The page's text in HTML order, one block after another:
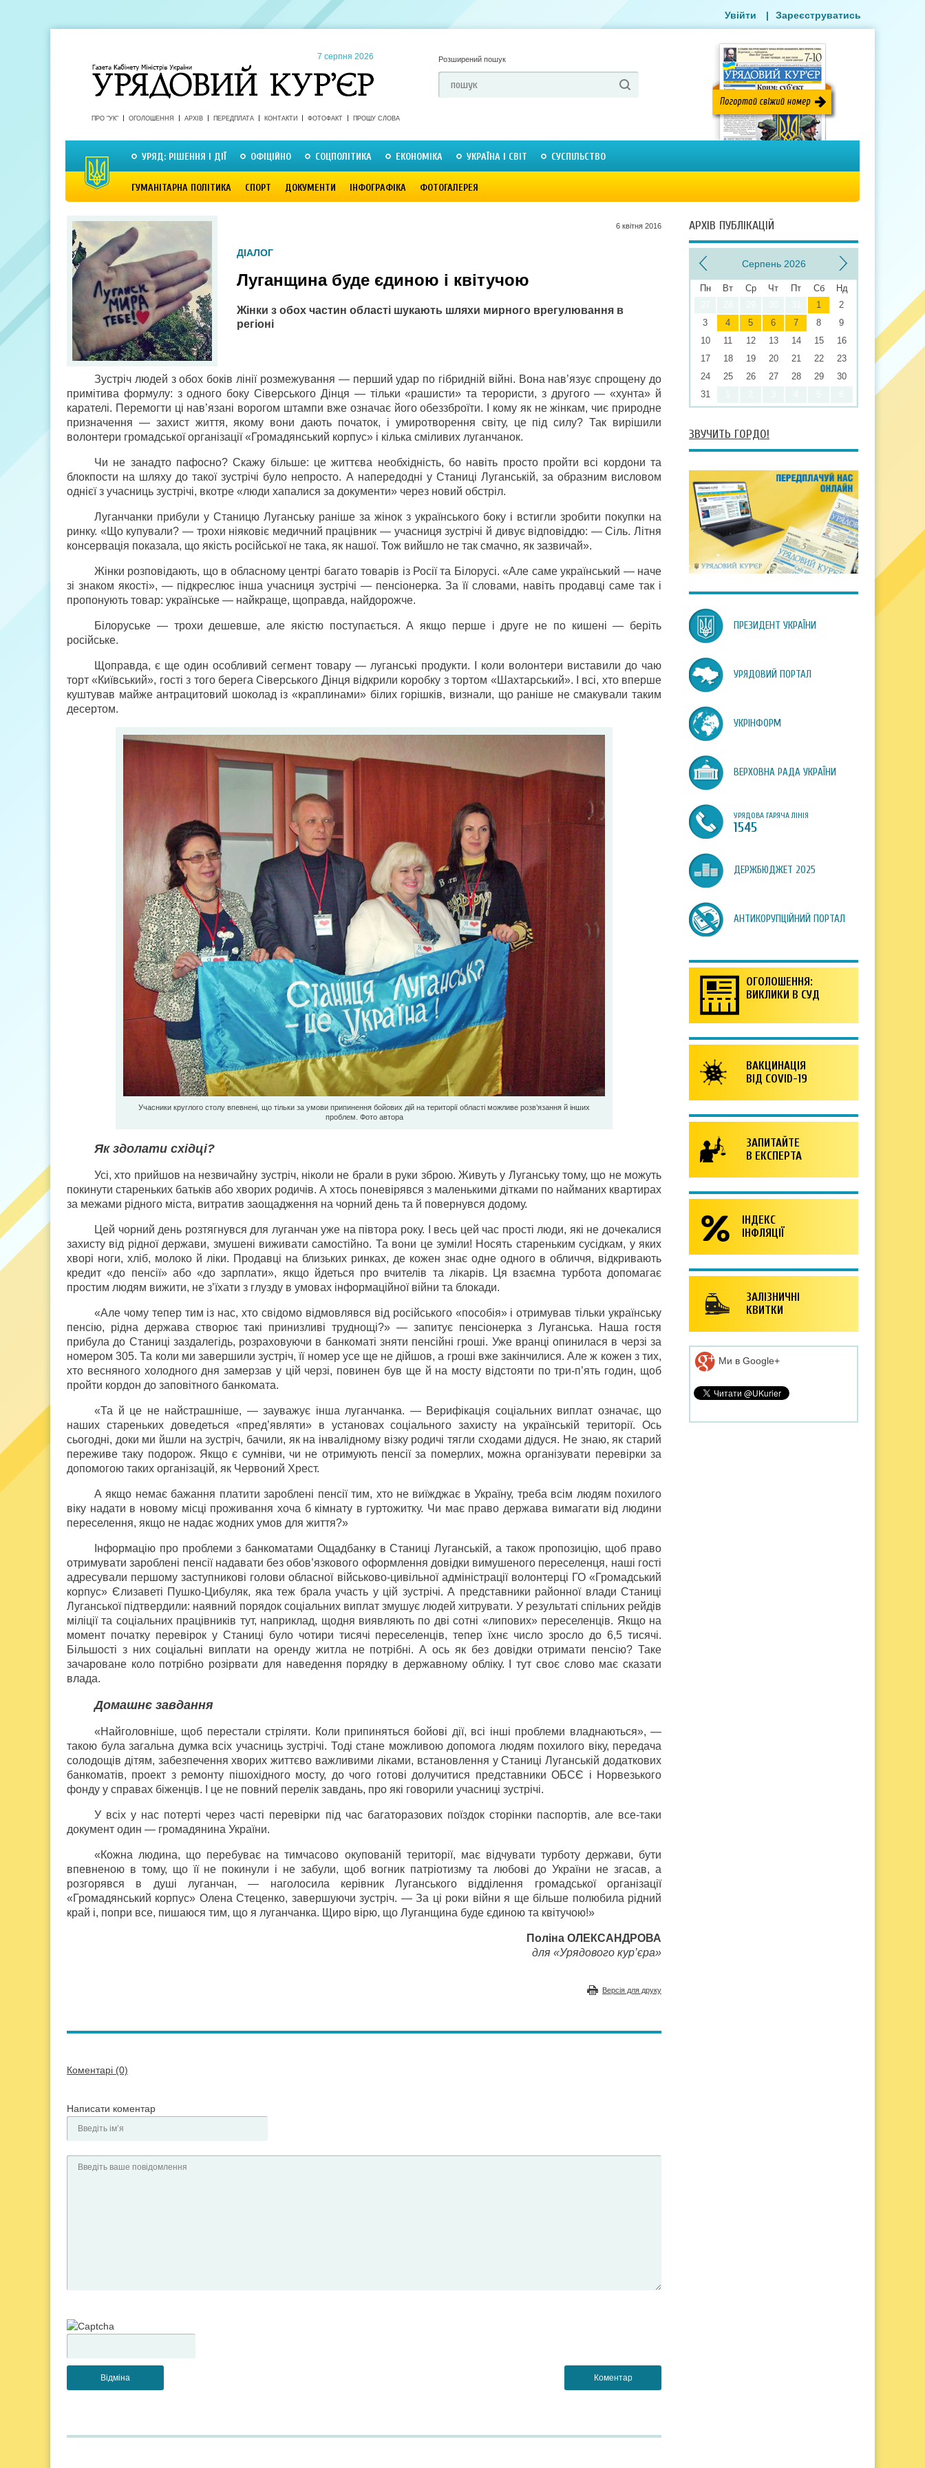
7 серпня 2026 Розширений пошук
ПРО "УК" ОГОЛОШЕННЯ АРХІВ ПЕРЕДПЛАТА КОНТАКТИ ФОТОФАКТ ПРОШУ СЛОВА
УРЯД: РІШЕННЯ І ДІЇ ОФІЦІЙНО СОЦПОЛІТИКА ЕКОНОМІКА УКРАЇНА І СВІТ СУСПІЛЬСТВО
ГУМАНІТАРНА ПОЛІТИКА СПОРТ ДОКУМЕНТИ ІНФОГРАФІКА ФОТОГАЛЕРЕЯ
Увійти | Зареєструватись
6 квiтня 2016
ДІАЛОГ
Луганщина буде єдиною і квітучою
Жінки з обох частин області шукають шляхи мирного врегулювання в
регіоні
Зустріч людей з обох боків лінії розмежування — перший удар по гібридній війні. Вона нав’язує спрощену до
примітива формулу: з одного боку Сіверського Дінця — тільки «рашисти» та терористи, з другого — «хунта» й
карателі. Перемогти ці нав’язані ворогом штампи вже означає його обеззброїти. І кому як не жінкам, чиє природне
призначення — захист життя, якому вони дають початок, і умиротворення світу, це під силу? Так вирішили
волонтери громадської організації «Громадянський корпус» і кілька сміливих луганчанок.
Чи не занадто пафосно? Скажу більше: це життєва необхідність, бо навіть просто пройти всі кордони та
блокпости на шляху до такої зустрічі було непросто. А напередодні у Станиці Луганській, за образним висловом
однієї з учасниць зустрічі, вкотре «люди хапалися за документи» через новий обстріл.
Луганчанки прибули у Станицю Луганську раніше за жінок з українського боку і встигли зробити покупки на
ринку. «Що купували? — трохи ніяковіє медичний працівник — учасниця зустрічі й дивує відповіддю: — Сіль. Літня
консервація показала, що якість російської не така, як нашої. Тож вийшло не так смачно, як зазвичай».
Жінки розповідають, що в обласному центрі багато товарів із Росії та Білорусі. «Але саме український — наче
зі знаком якості», — підкреслює інша учасниця зустрічі — пенсіонерка. За її словами, навіть продавці саме так і
пропонують товар: українське — найкраще, щоправда, найдорожче.
Білоруське — трохи дешевше, але якістю поступається. А якщо перше і друге не по кишені — беріть
російське.
Щоправда, є ще один особливий сегмент товару — луганські продукти. І коли волонтери виставили до чаю
торт «Київський», гості з того берега Сіверського Дінця відкрили коробку з тортом «Шахтарський». І всі, хто вперше
куштував майже антрацитовий шоколад із «краплинами» білих горішків, визнали, що раніше не смакували таким
десертом.
Учасники круглого столу впевнені, що тільки за умови припинення бойових дій на території області можливе розв’язання й інших
проблем. Фото автора
Як здолати східці?
Усі, хто прийшов на незвичайну зустріч, ніколи не брали в руки зброю. Живуть у Луганську тому, що не можуть
покинути стареньких батьків або хворих родичів. А хтось поневірявся з маленькими дітками по найманих квартирах
за межами рідного міста, витратив заощадження на чорний день та й повернувся додому.
Цей чорний день розтягнувся для луганчан уже на півтора року. І весь цей час прості люди, які не дочекалися
захисту від рідної держави, змушені виживати самостійно. Та вони це зуміли! Носять стареньким сусідкам, у яких
хворі ноги, хліб, молоко й ліки. Продавці на близьких ринках, де кожен знає одне одного в обличчя, відкривають
кредит «до пенсії» або «до зарплати», якщо йдеться про вчителів та лікарів. Ця взаємна турбота допомагає
простим людям вижити, не з’їхати з глузду в умовах інформаційної війни та блокади.
«Але чому тепер тим із нас, хто свідомо відмовлявся від російського «пособія» і отримував тільки українську
пенсію, рідна держава створює такі принизливі труднощі?» — запитує пенсіонерка з Луганська. Наша гостя
прибула до Станиці заздалегідь, розраховуючи в банкоматі зняти пенсійні гроші. Уже вранці опинилася в черзі за
номером 305. Та коли ми завершили зустріч, її номер усе ще не дійшов, а гроші вже закінчилися. Але ж кожен з тих,
хто весняного холодного дня замерзав у цій черзі, повинен був ще й на мосту відстояти по три-п’ять годин, щоб
пройти кордон до заповітного банкомата.
«Та й це не найстрашніше, — зауважує інша луганчанка. — Верифікація соціальних виплат означає, що
наших стареньких доведеться «пред’являти» в установах соціального захисту на українській території. Ось
сьогодні, доки ми йшли на зустріч, бачили, як на інвалідному візку родичі тягли сходами дідуся. Не знаю, як старий
переживе таку подорож. Якщо є сумніви, чи не отримують пенсії за померлих, можна організувати перевірки за
допомогою таких організацій, як Червоний Хрест.
А якщо немає бажання платити зароблені пенсії тим, хто не виїжджає в Україну, треба всім людям похилого
віку надати в новому місці проживання хоча б кімнату в гуртожитку. Чи має право держава вимагати від людини
переселення, якщо не надає жодних умов для життя?»
Інформацію про проблеми з банкоматами Ощадбанку в Станиці Луганській, а також пропозицію, щоб право
отримувати зароблені пенсії надавати без обов’язкового оформлення довідки вимушеного переселенця, наші гості
адресували першому заступникові голови обласної військово-цивільної адміністрації волонтерці ГО «Громадський
корпус» Єлизаветі Пушко-Цибуляк, яка теж брала участь у цій зустрічі. А представники районної влади Станиці
Луганської підтвердили: наявний порядок соціальних виплат змушує людей хитрувати. У результаті спільних рейдів
міліції та соціальних працівників тут, наприклад, щодня виявляють по дві сотні «липових» переселенців. Якщо на
момент початку перевірок у Станиці було чотири тисячі переселенців, тепер їхнє число зросло до 6,5 тисячі.
Більшості з них соціальні виплати на оренду житла не потрібні. А ось як без довідки отримати пенсію? Таке
зачароване коло потрібно розірвати для наведення порядку в державному обліку. І тут своє слово має сказати
влада.
Домашнє завдання
«Найголовніше, щоб перестали стріляти. Коли припиняться бойові дії, всі інші проблеми владнаються», —
такою була загальна думка всіх учасниць зустрічі. Тоді стане можливою допомога людям похилого віку, передача
солодощів дітям, забезпечення хворих життєво важливими ліками, встановлення у Станиці Луганській додаткових
банкоматів, проект з ремонту пішохідного мосту, до чого готові долучитися представники ОБСЄ і Норвезького
фонду у справах біженців. І це не повний перелік завдань, про які говорили учасниці зустрічі.
У всіх у нас потерті через часті перевірки під час багаторазових поїздок сторінки паспортів, але все-таки
документ один — громадянина України.
«Кожна людина, що перебуває на тимчасово окупованій території, має відчувати турботу держави, бути
впевненою в тому, що її не покинули і не забули, щоб вогник патріотизму та любові до України не згасав, а
розгорявся в душі луганчан, — наголосила керівник Луганського відділення громадської організації
«Громадянський корпус» Олена Стеценко, завершуючи зустріч. — За ці роки війни я ще більше полюбила рідний
край і, попри все, пишаюся тим, що я луганчанка. Щиро вірю, що Луганщина буде єдиною та квітучою!»
Поліна ОЛЕКСАНДРОВА
для «Урядового кур’єра»
Версія для друку
Коментарі (0)
Написати коментар
АРХІВ ПУБЛІКАЦІЙ
Серпень 2026
Пн Вт Ср Чт Пт Сб
Нд
1
2
3
4 5 6 7 8
9
10
11 12 13 14 15
16
17
18 19 20 21 22
23
24
25 26 27 28 29
30
31
ЗВУЧИТЬ ГОРДО!
ПРЕЗИДЕНТ УКРАЇНИ
УРЯДОВИЙ ПОРТАЛ
УКРІНФОРМ
ВЕРХОВНА РАДА УКРАЇНИ
УРЯДОВА ГАРЯЧА ЛІНІЯ
1545
ДЕРЖБЮДЖЕТ 2025
АНТИКОРУПЦІЙНИЙ ПОРТАЛ
ОГОЛОШЕННЯ:
ВИКЛИКИ В СУД
ВАКЦИНАЦІЯ
ВІД COVID-19
ЗАПИТАЙТЕ
В ЕКСПЕРТА
ІНДЕКС
ІНФЛЯЦІЇ
ЗАЛІЗНИЧНІ
КВИТКИ
Ми в Google+